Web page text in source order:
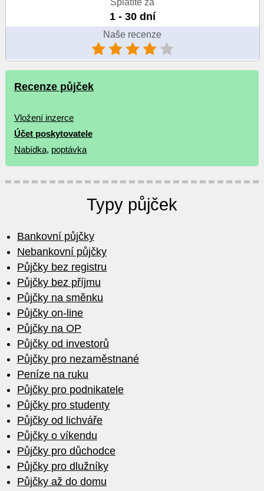
Splatíte za
1 - 30 dní
Naše recenze
Recenze půjček
Vložení inzerce
Účet poskytovatele
Nabídka, poptávka
Typy půjček
Bankovní půjčky
Nebankovní půjčky
Půjčky bez registru
Půjčky bez příjmu
Půjčky na směnku
Půjčky on-line
Půjčky na OP
Půjčky od investorů
Půjčky pro nezaměstnané
Peníze na ruku
Půjčky pro podnikatele
Půjčky pro studenty
Půjčky od lichváře
Půjčky o víkendu
Půjčky pro důchodce
Půjčky pro dlužníky
Půjčky až do domu